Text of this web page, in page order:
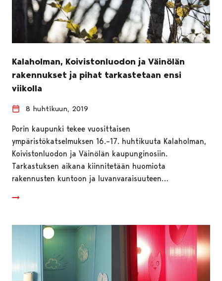
Kalaholman, Koivistonluodon ja Väinölän
rakennukset ja pihat tarkastetaan ensi
viikolla
8 huhtikuun, 2019
Porin kaupunki tekee vuosittaisen
ympäristökatselmuksen 16.–17. huhtikuuta Kalaholman,
Koivistonluodon ja Väinölän kaupunginosiin.
Tarkastuksen aikana kiinnitetään huomiota
rakennusten kuntoon ja luvanvaraisuuteen…